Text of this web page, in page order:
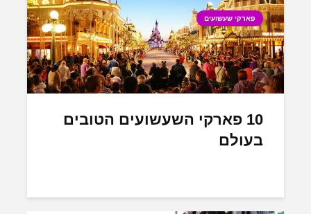
פארקי שעשועים
10 פארקי השעשועים הטובים
בעולם